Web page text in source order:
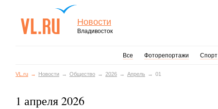
Новости
Владивосток
Все Фоторепортажи Спорт
VL.ru Новости Общество 2026 Апрель 01
1 апреля 2026